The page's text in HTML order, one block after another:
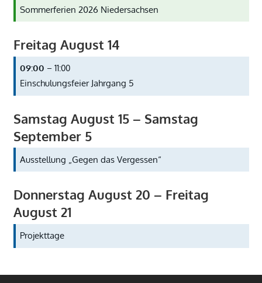
Sommerferien 2026 Niedersachsen
Freitag August 14
09:00 – 11:00
Einschulungsfeier Jahrgang 5
Samstag August 15– Samstag
September 5
Ausstellung „Gegen das Vergessen“
Donnerstag August 20 – Freitag
August 21
Projekttage